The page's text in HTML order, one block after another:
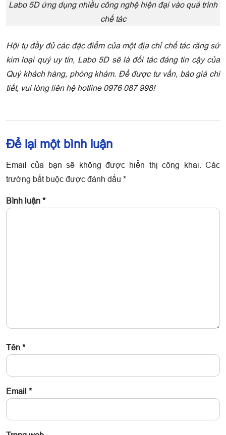
Labo 5D ứng dụng nhiều công nghệ hiện đại vào quá trình
chế tác
Hội tụ đầy đủ các đặc điểm của một địa chỉ chế tác răng sứ
kim loại quý uy tín, Labo 5D sẽ là đối tác đáng tin cậy của
Quý khách hàng, phòng khám. Để được tư vấn, báo giá chi
tiết, vui lòng liên hệ hotline 0976 087 998!
Để lại một bình luận
Email của bạn sẽ không được hiển thị công khai.
Các
trường bắt buộc được đánh dấu *
Bình luận *
Tên *
Email *